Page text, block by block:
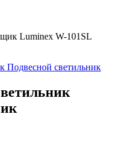
Luminex W-101SL